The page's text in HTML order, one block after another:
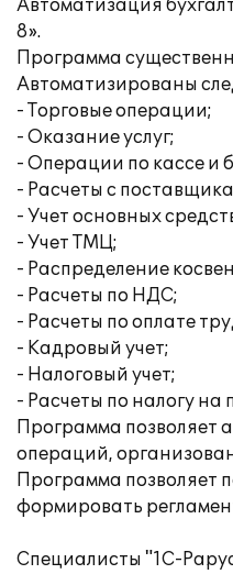
Автоматизация
8».
Программа
Автоматизированы
- Торговые операции;
- Оказание услуг;
- Операции по кассе и
- Расчеты с
- Учет основных
- Учет ТМЦ;
- Распределение
- Расчеты по НДС;
- Расчеты по оплате
- Кадровый учет;
- Налоговый учет;
- Расчеты по налогу на
Программа позволяет
операций,
Программа позволяет
формировать
Специалисты "1С-